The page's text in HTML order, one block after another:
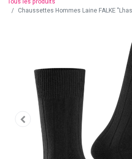
Chaussettes Hommes Laine FALKE